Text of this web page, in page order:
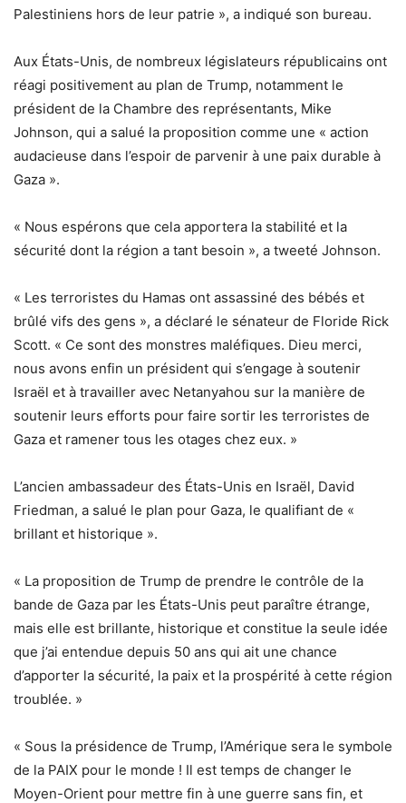
Palestiniens hors de leur patrie », a indiqué son bureau.
Aux États-Unis, de nombreux législateurs républicains ont
réagi positivement au plan de Trump, notamment le
président de la Chambre des représentants, Mike
Johnson, qui a salué la proposition comme une « action
audacieuse dans l’espoir de parvenir à une paix durable à
Gaza ».
« Nous espérons que cela apportera la stabilité et la
sécurité dont la région a tant besoin », a tweeté Johnson.
« Les terroristes du Hamas ont assassiné des bébés et
brûlé vifs des gens », a déclaré le sénateur de Floride Rick
Scott. « Ce sont des monstres maléfiques. Dieu merci,
nous avons enfin un président qui s’engage à soutenir
Israël et à travailler avec Netanyahou sur la manière de
soutenir leurs efforts pour faire sortir les terroristes de
Gaza et ramener tous les otages chez eux. »
L’ancien ambassadeur des États-Unis en Israël, David
Friedman, a salué le plan pour Gaza, le qualifiant de «
brillant et historique ».
« La proposition de Trump de prendre le contrôle de la
bande de Gaza par les États-Unis peut paraître étrange,
mais elle est brillante, historique et constitue la seule idée
que j’ai entendue depuis 50 ans qui ait une chance
d’apporter la sécurité, la paix et la prospérité à cette région
troublée. »
« Sous la présidence de Trump, l’Amérique sera le symbole
de la PAIX pour le monde ! Il est temps de changer le
Moyen-Orient pour mettre fin à une guerre sans fin, et